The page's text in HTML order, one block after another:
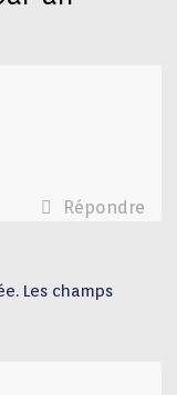
Répondre
Les champs